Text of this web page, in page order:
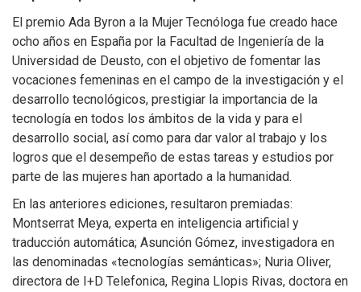
El premio Ada Byron a la Mujer Tecnóloga fue creado hace
ocho años en España por la Facultad de Ingeniería de la
Universidad de Deusto, con el objetivo de fomentar las
vocaciones femeninas en el campo de la investigación y el
desarrollo tecnológicos, prestigiar la importancia de la
tecnología en todos los ámbitos de la vida y para el
desarrollo social, así como para dar valor al trabajo y los
logros que el desempeño de estas tareas y estudios por
parte de las mujeres han aportado a la humanidad.
En las anteriores ediciones, resultaron premiadas:
Montserrat Meya, experta en inteligencia artificial y
traducción automática; Asunción Gómez, investigadora en
las denominadas «tecnologías semánticas»; Nuria Oliver,
directora de I+D Telefonica, Regina Llopis Rivas, doctora en